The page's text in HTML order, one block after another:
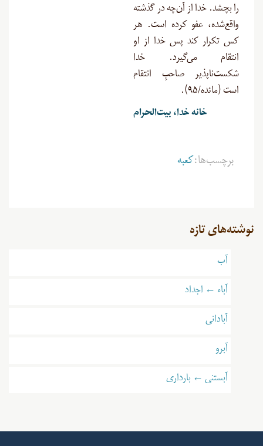
را بچشد. خدا از آن‌چه در گذشته
واقع‌شده، عفو کرده است. هر
کس تکرار کند پس خدا از او
انتقام می‌گیرد. خدا
شکست‌ناپذیر صاحبِ ‌انتقام
است (مائده/۹۵).
خانه خدا، بیت‌الحرام
برچسب‌ها: کعبه
نوشته‌های تازه
آب
آباء ← اجداد
آبادانی
آبرو
آبستنی ← بارداری